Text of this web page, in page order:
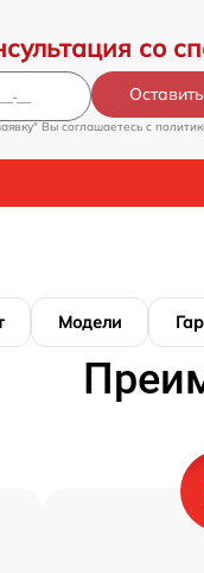
со
Вы соглашаетесь c
Модели